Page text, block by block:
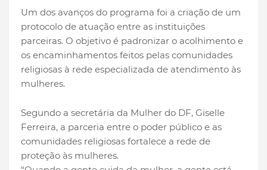
Um dos avanços do programa foi a criação de um
protocolo de atuação entre as instituições
parceiras. O objetivo é padronizar o acolhimento e
os encaminhamentos feitos pelas comunidades
religiosas à rede especializada de atendimento às
mulheres.
Segundo a secretária da Mulher do DF, Giselle
Ferreira, a parceria entre o poder público e as
comunidades religiosas fortalece a rede de
proteção às mulheres.